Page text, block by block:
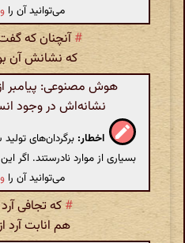
می‌توانید آن را
#آنچنان که
که نشانش آن
هوش مصنوعی: پیامبر
نشانه‌اش در وجود
اخطار: برگردان‌های
بسیاری از موارد نادرستند. اگر
می‌توانید آن را
# که تجافی آرد
هم انابت آرد